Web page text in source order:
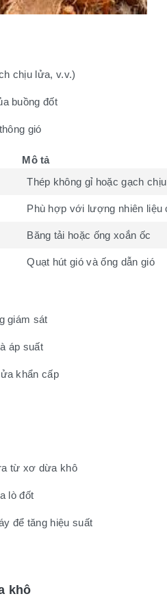
chịu lửa, v.v.)
buồng đốt
gió
Mô tả
Thép không gỉ hoặc gạch
Phù hợp với lượng nhiên liệu
Băng tải hoặc ống xoắn ốc
Quạt hút gió và ống dẫn gió
giám sát
áp suất
khẩn cấp
từ xơ dừa khô
lò đốt
để tăng hiệu suất
khô